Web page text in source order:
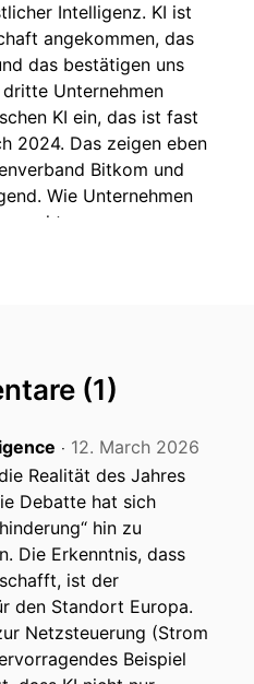
Intelligenz. KI ist
angekommen, das
das bestätigen uns
Unternehmen
KI ein, das ist fast
2024. Das zeigen eben
Bitkom und
Wie Unternehmen
echten
Till Jonas Fuhlbrück
Zukunftsthemen
Mittwoch sprechen wir
die
in ihrer Branche.
und neuen
Wirtschaft für die
(Host)
(1)
‧ 12. March 2026
Realität des Jahres
Debatte hat sich
hin zu
Die Erkenntnis, dass
ist der
den Standort Europa.
Netzsteuerung (Strom
Beispiel